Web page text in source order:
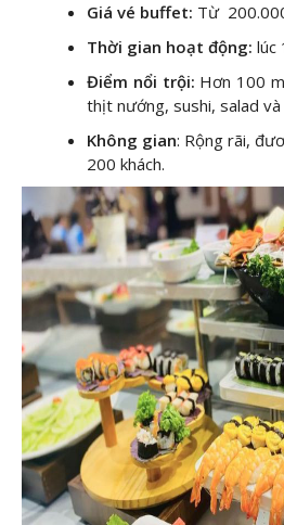
Giá vé buffet: Từ
Thời gian hoạt động: lúc
Điểm nổi trội: Hơn 100
thịt nướng, sushi, salad
Không gian: Rộng rãi,
200 khách.